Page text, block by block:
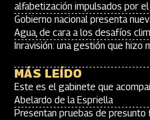
alfabetización impulsados por
Gobierno nacional presenta
Agua, de cara a los desafíos
Inravisión: una gestión que hizo
MÁS LEÍDO
Este es el gabinete que
Abelardo de la Espriella
Presentan pruebas de